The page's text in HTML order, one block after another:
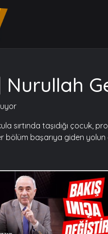
Nurullah
sırtında taşıdığı çocuk,
başarıya giden yolun